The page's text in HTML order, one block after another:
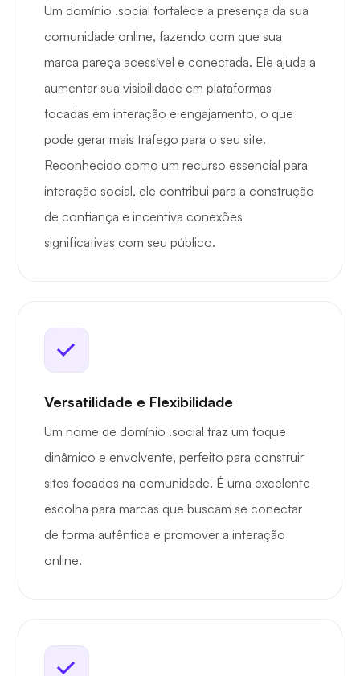
Um domínio .social fortalece a presença da sua
comunidade online, fazendo com que sua
marca pareça acessível e conectada. Ele ajuda a
aumentar sua visibilidade em plataformas
focadas em interação e engajamento, o que
pode gerar mais tráfego para o seu site.
Reconhecido como um recurso essencial para
interação social, ele contribui para a construção
de confiança e incentiva conexões
significativas com seu público.
Versatilidade e Flexibilidade
Um nome de domínio .social traz um toque
dinâmico e envolvente, perfeito para construir
sites focados na comunidade. É uma excelente
escolha para marcas que buscam se conectar
de forma autêntica e promover a interação
online.